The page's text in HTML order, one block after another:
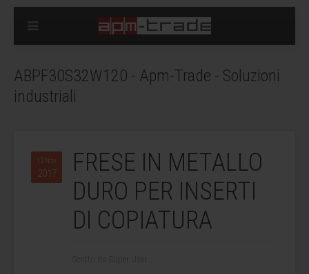
ABPF30S32W120 - Apm-Trade - Soluzioni
industriali
12 Nov
2017
FRESE IN METALLO
DURO PER INSERTI
DI COPIATURA